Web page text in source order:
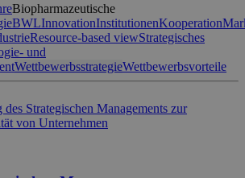
Biopharmazeutische
BWLInnovationInstitutionenKooperation
Resource-based viewStrategisches
und
WettbewerbsstrategieWettbewerbsvorteile